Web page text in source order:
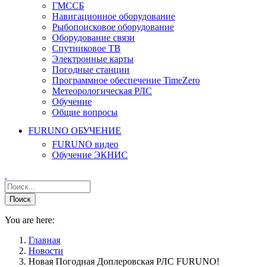
ГМССБ
Навигационное оборудование
Рыбопоисковое оборудование
Оборудование связи
Спутниковое ТВ
Электронные карты
Погодные станции
Программное обеспечение TimeZero
Метеорологическая РЛС
Обучение
Общие вопросы
FURUNO ОБУЧЕНИЕ
FURUNO видео
Обучение ЭКНИС
You are here:
Главная
Новости
Новая Погодная Доплеровская РЛС FURUNO!